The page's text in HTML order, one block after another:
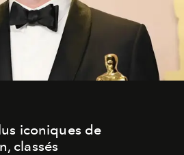
iconiques de
classés